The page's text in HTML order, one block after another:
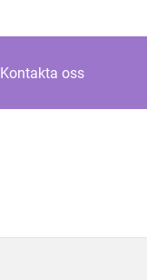
Kontakta oss